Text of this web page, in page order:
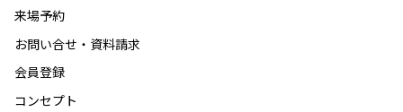
来場予約
お問い合せ・資料請求
会員登録
コンセプト